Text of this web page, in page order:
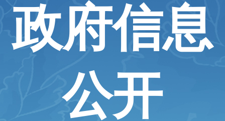
政府信息
公开